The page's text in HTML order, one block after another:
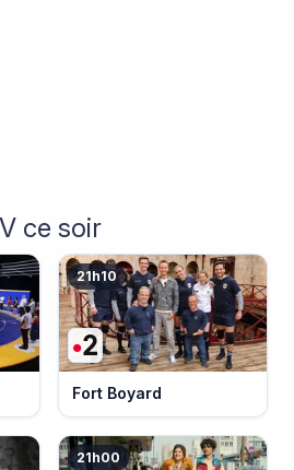
ce soir
21h10
Fort Boyard
21h00